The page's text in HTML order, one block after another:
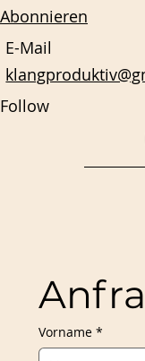
Abonnieren
E-Mail
Follow
Vorname *